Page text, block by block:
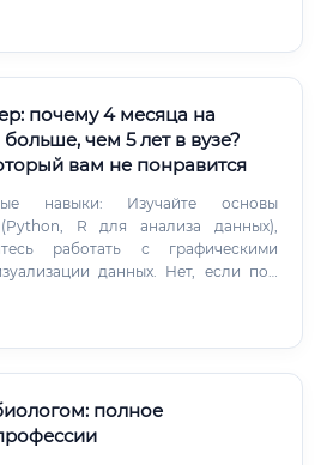
экспериментальных задач.
почему 4 месяца на
чем 5 лет в вузе?
вам не понравится
навыки: Изучайте основы
R для анализа данных),
работать с графическими
данных. Нет, если под
полное